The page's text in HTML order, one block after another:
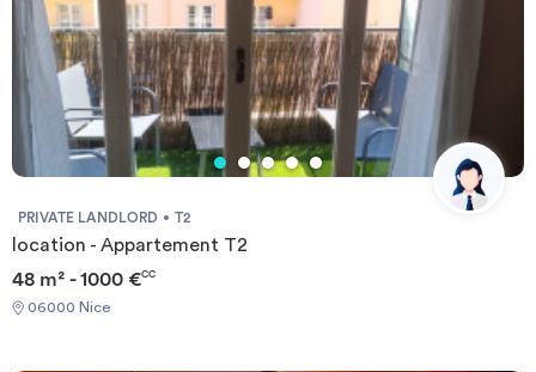
PRIVATE LANDLORD T2
location - Appartement T2
48 m² - 1000 €CC
06000 Nice